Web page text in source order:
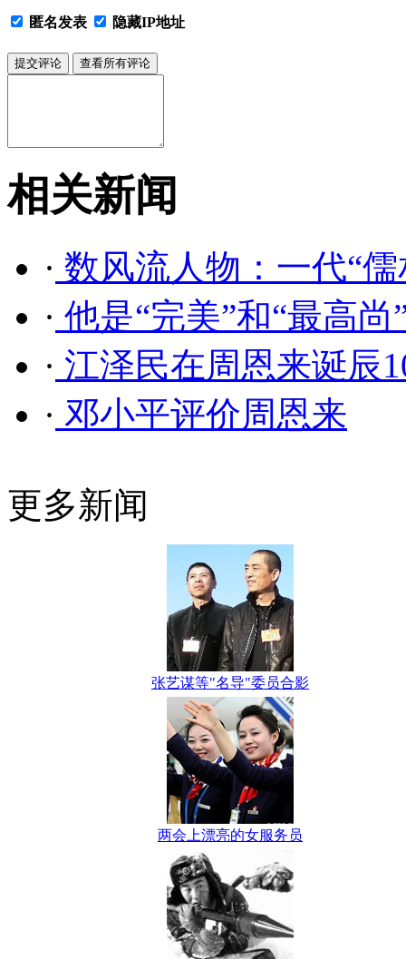
匿名发表 隐藏IP地址
相关新闻
· 数风流人物：一代“
· 他是“完美”和“最高尚
· 江泽民在周恩来诞辰
· 邓小平评价周恩来
更多新闻
张艺谋等"名导"委员合影
两会上漂亮的女服务员